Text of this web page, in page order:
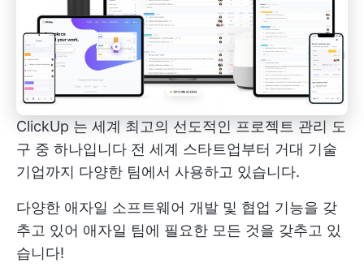
ClickUp 는 세계 최고의 선도적인 프로젝트 관리 도
구 중 하나입니다 전 세계 스타트업부터 거대 기술
기업까지 다양한 팀에서 사용하고 있습니다.
다양한 애자일 소프트웨어 개발 및 협업 기능을 갖
추고 있어 애자일 팀에 필요한 모든 것을 갖추고 있
습니다!